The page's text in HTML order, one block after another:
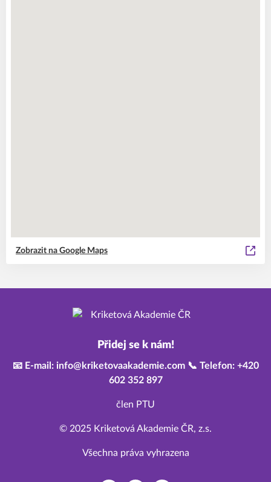
Zobrazit na Google Maps
Přidej se k nám!
📧 E-mail: info@kriketovaakademie.com 📞 Telefon: +420
602 352 897
člen PTU
© 2025 Kriketová Akademie ČR, z.s.
Všechna práva vyhrazena